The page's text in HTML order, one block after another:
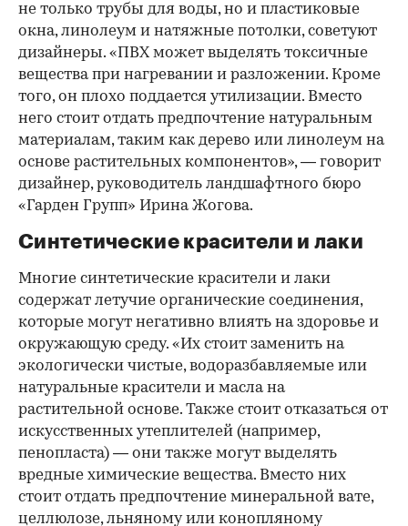
не только трубы для воды, но и пластиковые
окна, линолеум и натяжные потолки, советуют
дизайнеры. «ПВХ может выделять токсичные
вещества при нагревании и разложении. Кроме
того, он плохо поддается утилизации. Вместо
него стоит отдать предпочтение натуральным
материалам, таким как дерево или линолеум на
основе растительных компонентов», — говорит
дизайнер, руководитель ландшафтного бюро
«Гарден Групп» Ирина Жогова.
Синтетические красители и лаки
Многие синтетические красители и лаки
содержат летучие органические соединения,
которые могут негативно влиять на здоровье и
окружающую среду. «Их стоит заменить на
экологически чистые, водоразбавляемые или
натуральные красители и масла на
растительной основе. Также стоит отказаться от
искусственных утеплителей (например,
пенопласта) — они также могут выделять
вредные химические вещества. Вместо них
стоит отдать предпочтение минеральной вате,
целлюлозе, льняному или конопляному